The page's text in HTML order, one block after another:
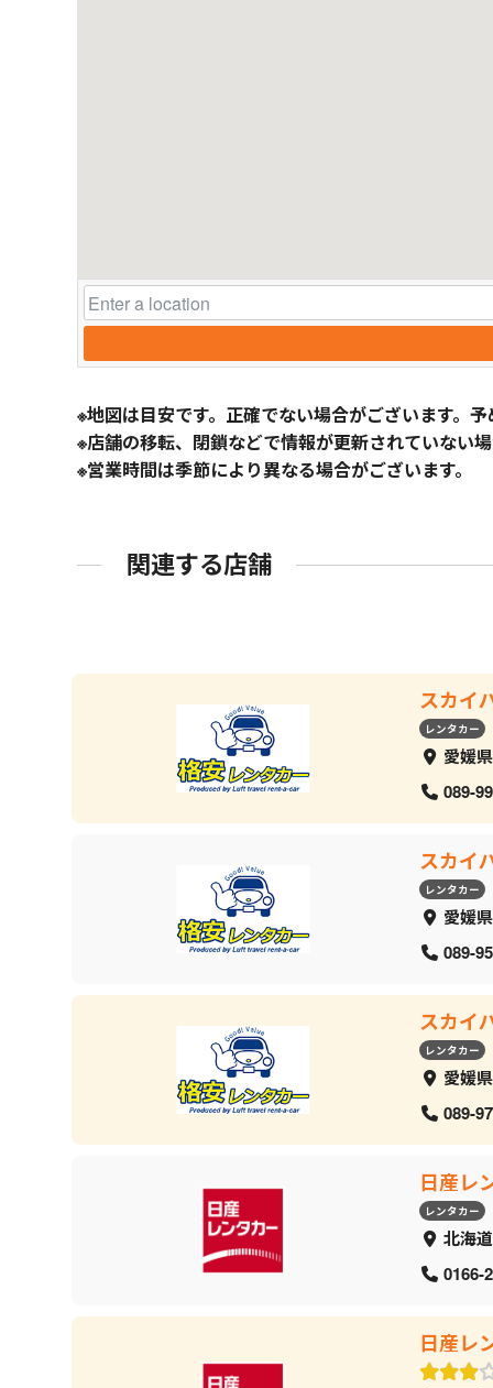
※地図は目安です。正確でない場合がございます。
※店舗の移転、閉鎖などで情報が更新されていない
※営業時間は季節により異なる場合がございます。
関連する店舗
スカイ
レンタカー
愛媛
089-
スカイ
レンタカー
愛媛
089-
スカイ
レンタカー
愛媛
089-
日産レ
レンタカー
北海
0166-
日産レ